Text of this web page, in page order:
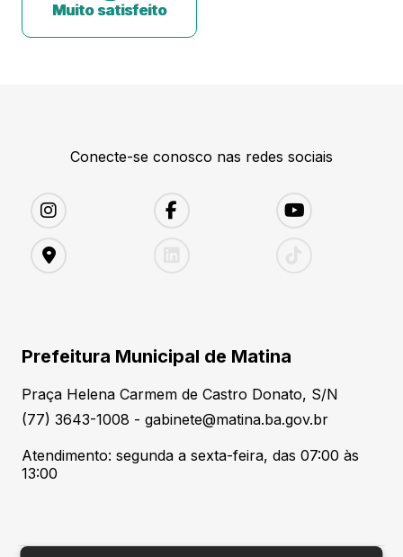
Muito satisfeito
Conecte-se conosco nas redes sociais
Prefeitura Municipal de Matina
Praça Helena Carmem de Castro Donato, S/N
(77) 3643-1008 - gabinete@matina.ba.gov.br
Atendimento: segunda a sexta-feira, das 07:00 às
13:00